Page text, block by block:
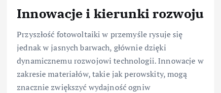
Innowacje i kierunki rozwoju
Przyszłość fotowoltaiki w przemyśle rysuje się
jednak w jasnych barwach, głównie dzięki
dynamicznemu rozwojowi technologii. Innowacje w
zakresie materiałów, takie jak perowskity, mogą
znacznie zwiększyć wydajność ogniw